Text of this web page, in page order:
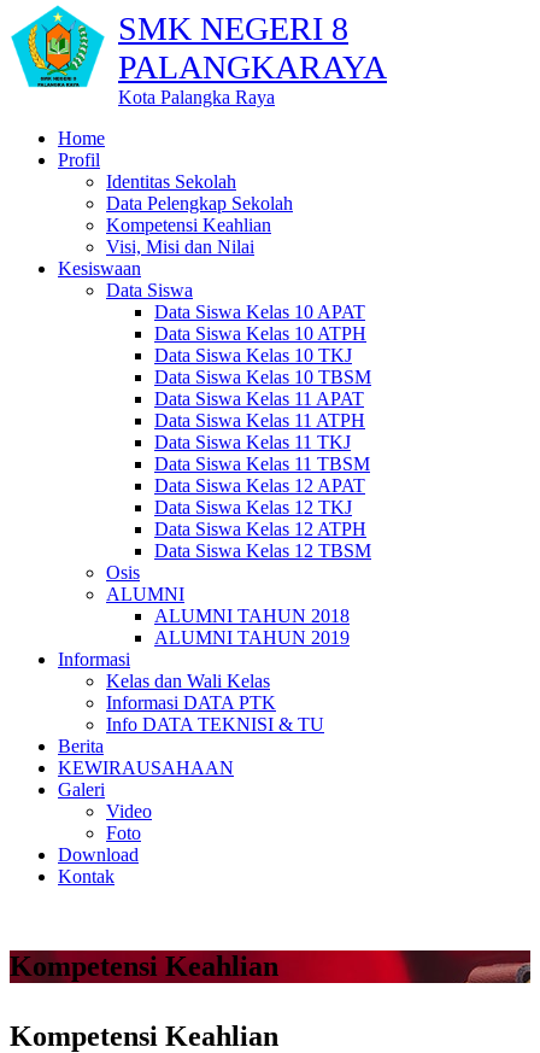
SMK NEGERI 8
PALANGKARAYA
Kota Palangka Raya
Home
Profil
Identitas Sekolah
Data Pelengkap Sekolah
Kompetensi Keahlian
Visi, Misi dan Nilai
Kesiswaan
Data Siswa
Data Siswa Kelas 10 APAT
Data Siswa Kelas 10 ATPH
Data Siswa Kelas 10 TKJ
Data Siswa Kelas 10 TBSM
Data Siswa Kelas 11 APAT
Data Siswa Kelas 11 ATPH
Data Siswa Kelas 11 TKJ
Data Siswa Kelas 11 TBSM
Data Siswa Kelas 12 APAT
Data Siswa Kelas 12 TKJ
Data Siswa Kelas 12 ATPH
Data Siswa Kelas 12 TBSM
Osis
ALUMNI
ALUMNI TAHUN 2018
ALUMNI TAHUN 2019
Informasi
Kelas dan Wali Kelas
Informasi DATA PTK
Info DATA TEKNISI & TU
Berita
KEWIRAUSAHAAN
Galeri
Video
Foto
Download
Kontak
Kompetensi Keahlian
Kompetensi Keahlian